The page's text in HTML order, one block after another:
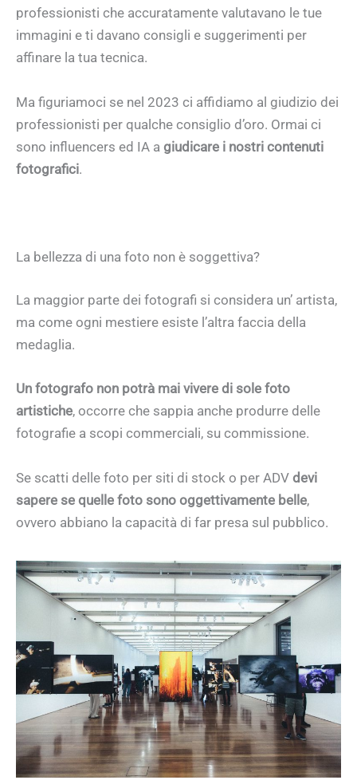
professionisti che accuratamente valutavano le tue
immagini e ti davano consigli e suggerimenti per
affinare la tua tecnica.
Ma figuriamoci se nel 2023 ci affidiamo al giudizio dei
professionisti per qualche consiglio d’oro. Ormai ci
sono influencers ed IA a giudicare i nostri contenuti
fotografici.
La bellezza di una foto non è soggettiva?
La maggior parte dei fotografi si considera un’ artista,
ma come ogni mestiere esiste l’altra faccia della
medaglia.
Un fotografo non potrà mai vivere di sole foto
artistiche, occorre che sappia anche produrre delle
fotografie a scopi commerciali, su commissione.
Se scatti delle foto per siti di stock o per ADV devi
sapere se quelle foto sono oggettivamente belle,
ovvero abbiano la capacità di far presa sul pubblico.